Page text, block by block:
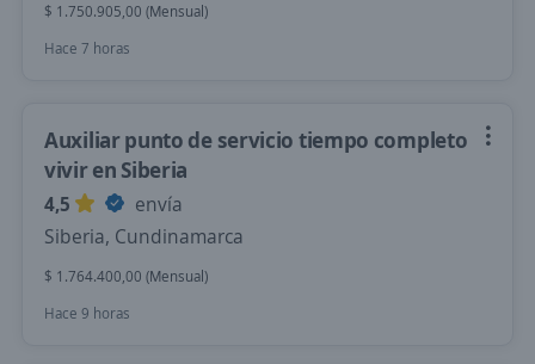
$ 1.750.905,00 (Mensual)
Hace 7 horas
Auxiliar punto de servicio tiempo completo
vivir en Siberia
4,5
envía
Siberia, Cundinamarca
$ 1.764.400,00 (Mensual)
Hace 9 horas